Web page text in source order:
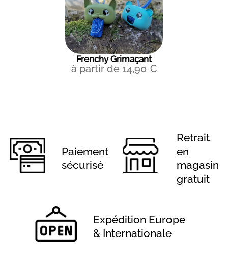
Frenchy Grimaçant
à partir de 14,90 €
Paiement
sécurisé
Retrait
en
magasin
gratuit
Expédition Europe
& Internationale